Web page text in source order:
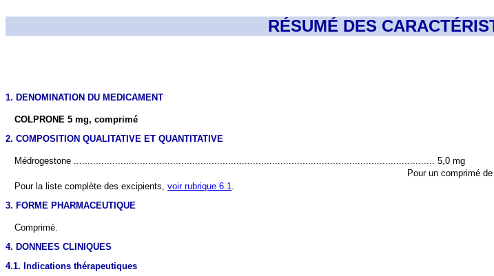
RÉSUMÉ DES
1. DENOMINATION DU MEDICAMENT
COLPRONE 5 mg, comprimé
2. COMPOSITION QUALITATIVE ET QUANTITATIVE
Médrogestone ................................................................................................................................... 5,0 mg
Pour un comprimé
Pour la liste complète des excipients,voir rubrique 6.1
3. FORME PHARMACEUTIQUE
Comprimé.
4. DONNEES CLINIQUES
4.1. Indications thérapeutiques